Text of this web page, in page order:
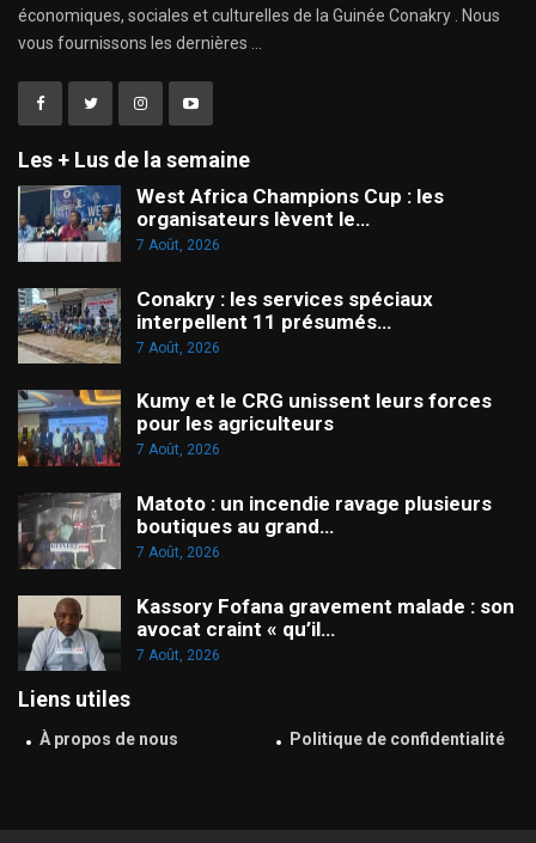
économiques, sociales et culturelles de la Guinée Conakry . Nous
vous fournissons les dernières ...
Les + Lus de la semaine
West Africa Champions Cup : les
organisateurs lèvent le…
7 Août, 2026
Conakry : les services spéciaux
interpellent 11 présumés…
7 Août, 2026
Kumy et le CRG unissent leurs forces
pour les agriculteurs
7 Août, 2026
Matoto : un incendie ravage plusieurs
boutiques au grand…
7 Août, 2026
Kassory Fofana gravement malade : son
avocat craint « qu’il…
7 Août, 2026
Liens utiles
À propos de nous Politique de confidentialité